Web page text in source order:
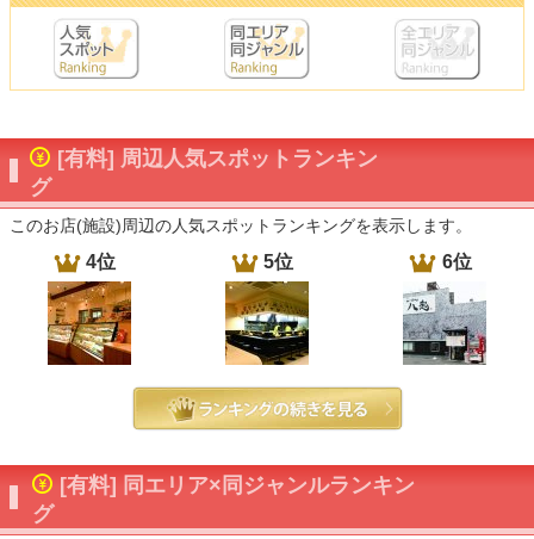
[有料] 周辺人気スポットランキン
グ
このお店(施設)周辺の人気スポットランキングを表示します。
4位 5位 6位
[有料] 同エリア×同ジャンルランキン
グ